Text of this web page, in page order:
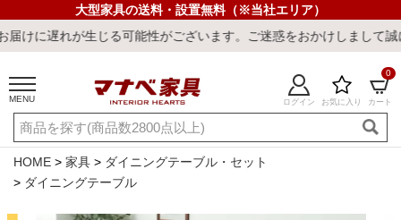
大型家具の送料・設置無料（※当社エリア）
能性がございます。ご迷惑をおかけしまして誠に申し訳ございま
MENU ログイン お気に入り カート
0
ご利用ガイド 新規会員登録
店舗一覧 閲覧履歴
よくある質問
HOME 家具
ダイニングテーブル・セット
ダイニングテーブル